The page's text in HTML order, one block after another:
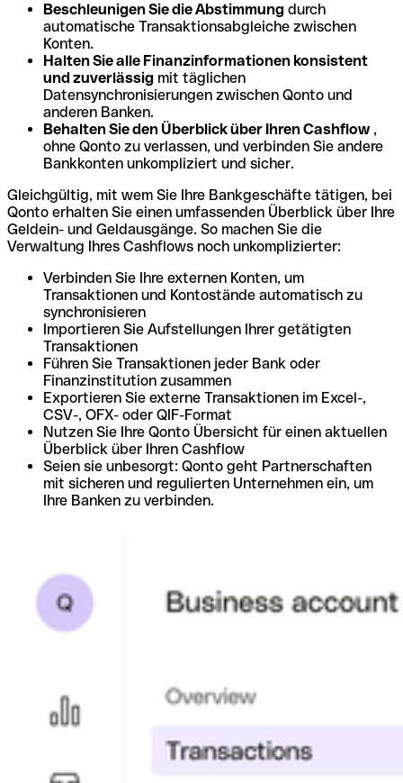
Beschleunigen Sie die Abstimmung durch
automatische Transaktionsabgleiche zwischen
Konten.
Halten Sie alle Finanzinformationen konsistent
und zuverlässig mit täglichen
Datensynchronisierungen zwischen Qonto und
anderen Banken.
Behalten Sie den Überblick über Ihren Cashflow ,
ohne Qonto zu verlassen, und verbinden Sie andere
Bankkonten unkompliziert und sicher.
Gleichgültig, mit wem Sie Ihre Bankgeschäfte tätigen, bei
Qonto erhalten Sie einen umfassenden Überblick über Ihre
Geldein- und Geldausgänge. So machen Sie die
Verwaltung Ihres Cashflows noch unkomplizierter:
Verbinden Sie Ihre externen Konten, um
Transaktionen und Kontostände automatisch zu
synchronisieren
Importieren Sie Aufstellungen Ihrer getätigten
Transaktionen
Führen Sie Transaktionen jeder Bank oder
Finanzinstitution zusammen
Exportieren Sie externe Transaktionen im Excel-,
CSV-, OFX- oder QIF-Format
Nutzen Sie Ihre Qonto Übersicht für einen aktuellen
Überblick über Ihren Cashflow
Seien sie unbesorgt: Qonto geht Partnerschaften
mit sicheren und regulierten Unternehmen ein, um
Ihre Banken zu verbinden.